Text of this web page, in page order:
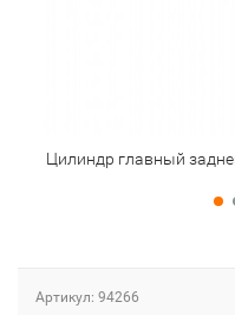
Цилиндр главный
Артикул: 94266